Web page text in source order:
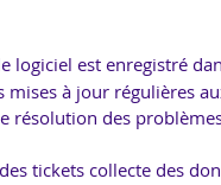
logiciel est enregistré
à jour régulières
résolution des
tickets collecte des